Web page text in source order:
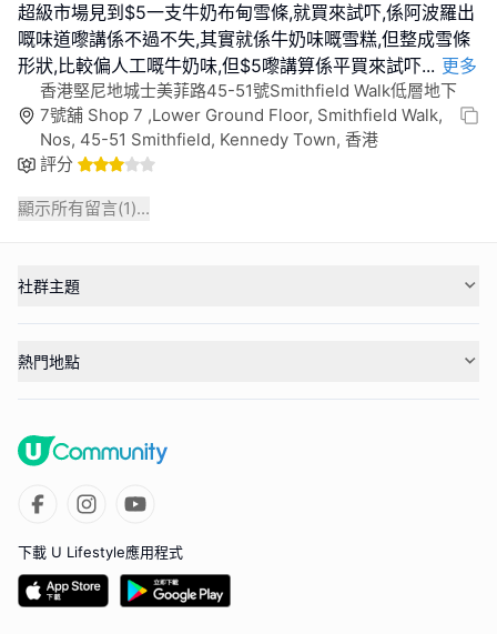
超級市場見到$5一支牛奶布甸雪條,就買來試吓,係阿波羅出
嘅味道嚟講係不過不失,其實就係牛奶味嘅雪糕,但整成雪條
形狀,比較偏人工嘅牛奶味,但$5嚟講算係平買來試吓... 更多
香港堅尼地城士美菲路45-51號Smithfield Walk低層地下
7號舖 Shop 7 ,Lower Ground Floor, Smithfield Walk,
Nos, 45-51 Smithfield, Kennedy Town, 香港
評分
顯示所有留言(1)...
社群主題
熱門地點
下載 U Lifestyle應用程式